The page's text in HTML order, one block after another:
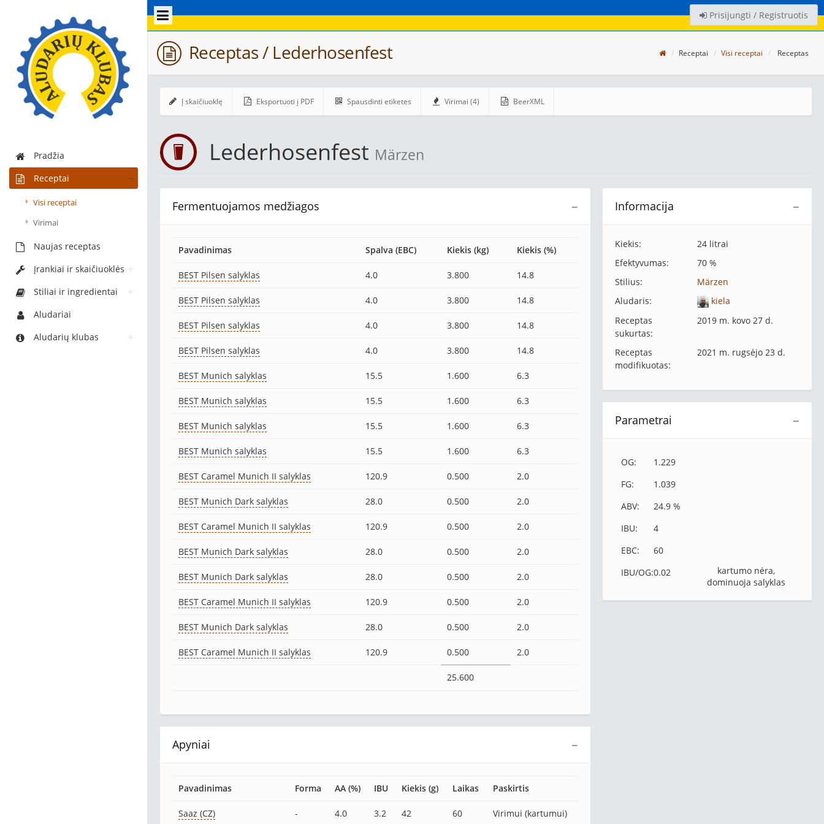
Pradžia
Receptai
Visi receptai
Virimai
Naujas receptas
Įrankiai ir skaičiuoklės
Stiliai ir ingredientai
Aludariai
Aludarių klubas
Prisijungti / Registruotis
Receptas / Lederhosenfest Receptai Visi receptai Receptas
Į skaičiuoklę Eksportuoti į PDF Spausdinti etiketes Virimai (4) BeerXML
Lederhosenfest Märzen
−
Informacija
Kiekis:
24 litrai
Efektyvumas:
70 %
Stilius:
Märzen
Aludaris:
kiela
Receptas
sukurtas:
2019 m. kovo 27 d.
Receptas
modifikuotas:
2021 m. rugsėjo 23 d.
−
Parametrai
OG:
1.229
FG:
1.039
ABV:
24.9 %
IBU:
4
EBC:
60
IBU/OG:0.02
kartumo nėra,
dominuoja salyklas
−
Fermentuojamos medžiagos
Pavadinimas Spalva (EBC) Kiekis (kg) Kiekis (%)
BEST Pilsen salyklas 4.0 3.800 14.8
BEST Pilsen salyklas 4.0 3.800 14.8
BEST Pilsen salyklas 4.0 3.800 14.8
BEST Pilsen salyklas 4.0 3.800 14.8
BEST Munich salyklas 15.5 1.600 6.3
BEST Munich salyklas 15.5 1.600 6.3
BEST Munich salyklas 15.5 1.600 6.3
BEST Munich salyklas 15.5 1.600 6.3
BEST Caramel Munich II salyklas 120.9 0.500 2.0
BEST Munich Dark salyklas 28.0 0.500 2.0
BEST Caramel Munich II salyklas 120.9 0.500 2.0
BEST Munich Dark salyklas 28.0 0.500 2.0
BEST Munich Dark salyklas 28.0 0.500 2.0
BEST Caramel Munich II salyklas 120.9 0.500 2.0
BEST Munich Dark salyklas 28.0 0.500 2.0
BEST Caramel Munich II salyklas 120.9 0.500 2.0
25.600
−
Apyniai
Pavadinimas Forma AA (%) IBU Kiekis (g) Laikas Paskirtis
Saaz (CZ) - 4.0 3.2 42 60 Virimui (kartumui)